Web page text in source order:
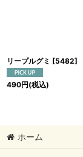
リープルグミ [5482]
490円(税込)
ホーム